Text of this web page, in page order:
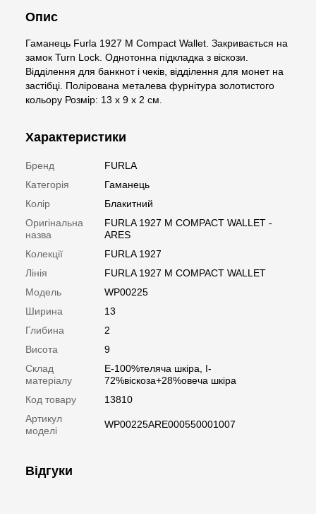
Опис
Гаманець Furla 1927 M Compact Wallet. Закривається на
замок Turn Lock. Однотонна підкладка з віскози.
Відділення для банкнот і чеків, відділення для монет на
застібці. Полірована металева фурнітура золотистого
кольору Розмір: 13 x 9 x 2 см.
Характеристики
Бренд
FURLA
Категорія
Гаманець
Колір
Блакитний
Оригінальна
назва
FURLA 1927 M COMPACT WALLET -
ARES
Колекції
FURLA 1927
Лінія
FURLA 1927 M COMPACT WALLET
Модель
WP00225
Ширина
13
Глибина
2
Висота
9
Склад
матеріалу
E-100%теляча шкіра, I-
72%віскоза+28%овеча шкіра
Код товару
13810
Артикул
моделі
WP00225ARE000550001007
Відгуки